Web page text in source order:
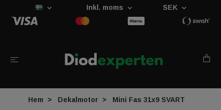
Inkl. moms SEK
Hem Dekalmotor Mini Fas 31x9 SVART